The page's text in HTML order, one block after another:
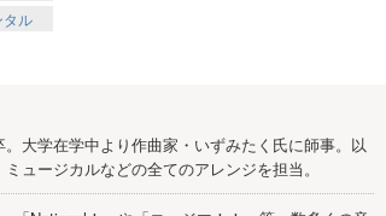
タル
大学在学中より作曲家・いずみたく氏に師事。以
ュージカルなどの全てのアレンジを担当。